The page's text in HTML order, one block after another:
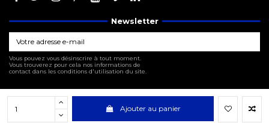
Ajouter au panier
Newsletter
Vous pouvez vous désinscrire à tout moment.
Vous trouverez pour cela nos informations de
contact dans les conditions d'utilisation du site.